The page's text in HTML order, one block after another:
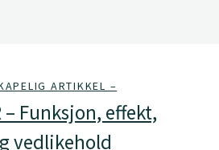
ARTIKKEL –
– Funksjon, effekt,
vedlikehold